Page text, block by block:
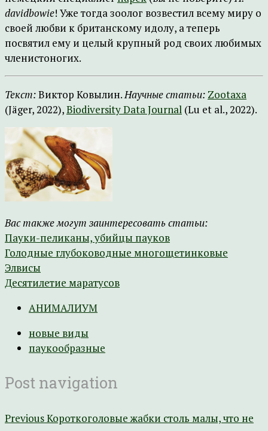
davidbowie! Уже тогда зоолог возвестил всему миру о
своей любви к британскому идолу, а теперь
посвятил ему и целый крупный род своих любимых
членистоногих.
Текст:Виктор Ковылин.Научные статьи: Zootaxa
(Jäger, 2022),Biodiversity Data Journal (Lu et al., 2022).
Вас также могут заинтересовать статьи:
Пауки-пеликаны, убийцы пауков
Голодные глубоководные многощетинковые
Элвисы
Десятилетие маратусов
АНИМАЛИУМ
новые виды
паукообразные
Post navigation
PreviousКороткоголовые жабки столь малы, что не